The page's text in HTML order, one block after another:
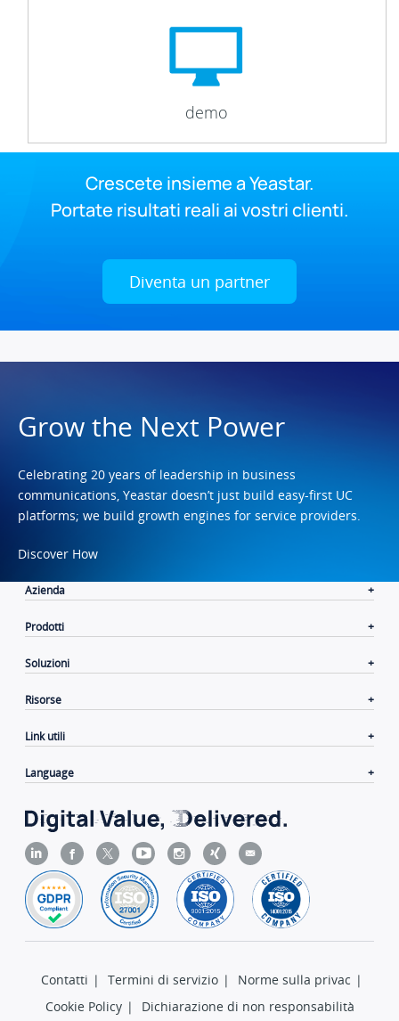
demo
Crescete insieme a Yeastar.
Portate risultati reali ai vostri clienti.
Diventa un partner
Grow the Next Power
Celebrating 20 years of leadership in business
communications, Yeastar doesn’t just build easy-first UC
platforms; we build growth engines for service providers.
Discover How
Azienda
Prodotti
Soluzioni
Risorse
Link utili
Language
Contatti | Termini di servizio | Norme sulla privac |
Cookie Policy | Dichiarazione di non responsabilità